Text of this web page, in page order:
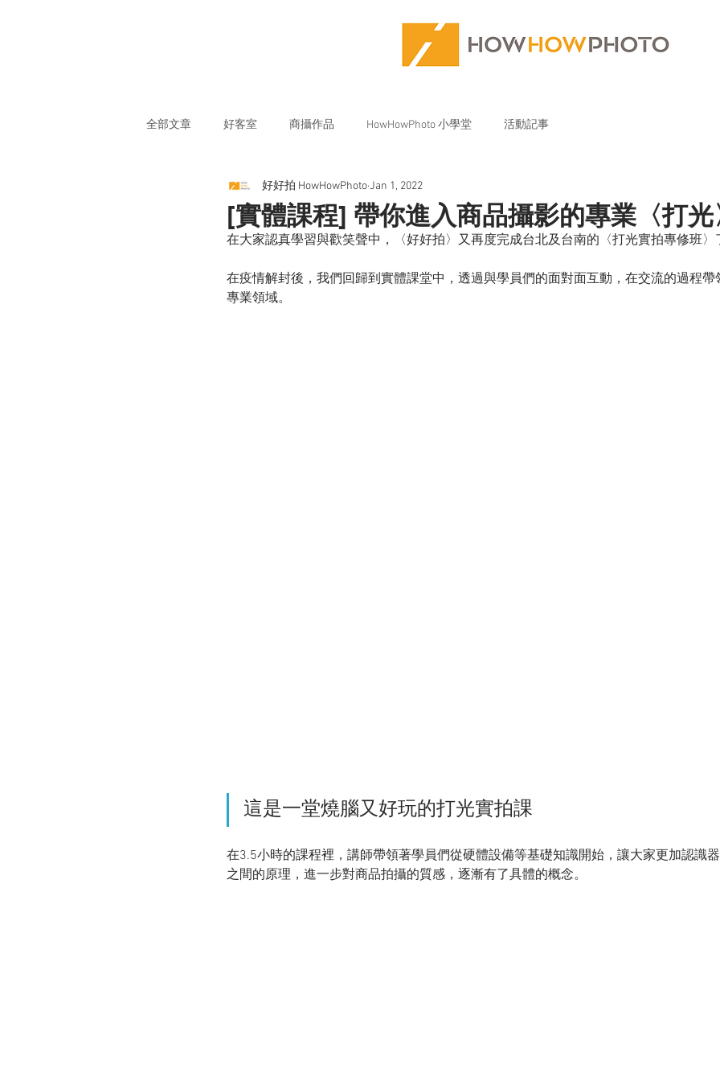
全部文章 好客室 商攝作品 HowHowPhoto 小學堂 活動記事
[實體課程] 帶你進入商品攝影的專業〈打
好好拍 HowHowPhotoJan 1, 2022
在大家認真學習與歡笑聲中，〈好好拍〉又再度完成台北及台南的〈打光實拍專修班〉
在疫情解封後，我們回歸到實體課堂中，透過與學員們的面對面互動，在交流的過程
專業領域。
這是一堂燒腦又好玩的打光實拍課
在3.5小時的課程裡，講師帶領著學員們從硬體設備等基礎知識開始，讓大家更加認識
之間的原理，進一步對商品拍攝的質感，逐漸有了具體的概念。